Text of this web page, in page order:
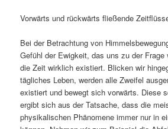
Vorwärts und rückwärts fließende
Bei der Betrachtung von
Gefühl der Ewigkeit, das uns zu der Frage
die Zeit wirklich existiert. Blicken wir
tägliches Leben, werden alle Zweifel
existiert und bewegt sich vorwärts. Diese
ergibt sich aus der Tatsache, dass die
physikalischen Phänomene immer nur in